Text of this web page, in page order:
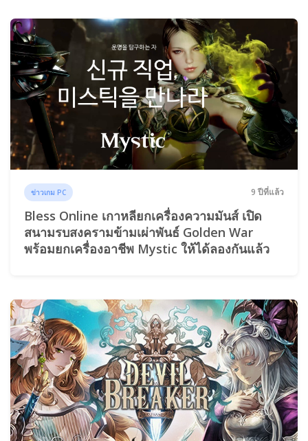
ข่าวเกม PC 9 ปีที่แล้ว
Bless Online เกาหลียกเครื่องความมันส์ เปิด
สนามรบสงครามข้ามเผ่าพันธ์ Golden War
พร้อมยกเครื่องอาชีพ Mystic ให้ได้ลองกันแล้ว